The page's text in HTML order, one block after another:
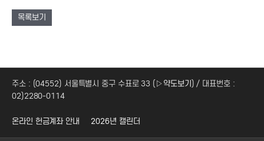
목록보기
주소 : (04552) 서울특별시 중구 수표로 33 (▷약도보기 ) / 대표번호 :
02)2280-0114
온라인 헌금계좌 안내 2026년 캘린더